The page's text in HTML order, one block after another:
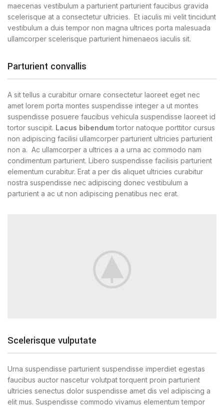
maecenas vestibulum a parturient parturient faucibus gravida
scelerisque at a consectetur ultricies. Et iaculis mi velit tincidunt
vestibulum a duis tempor non magna ultrices porta malesuada
ullamcorper scelerisque parturient himenaeos iaculis sit.
Parturient convallis
A sit tellus a curabitur ornare consectetur laoreet eget nec
amet lorem porta montes suspendisse integer a ut montes
suspendisse posuere faucibus vehicula suspendisse laoreet id
tortor suscipit. Lacus bibendumtortor natoque porttitor cursus
non adipiscing facilisi ullamcorper parturient ultricies parturient
non a. Ac ullamcorper a ultrices a a urna ac commodo nam
condimentum parturient. Libero suspendisse facilisis parturient
elementum curabitur. Erat a per dis aliquet ultricies curabitur
nostra suspendisse nec adipiscing donec vestibulum a
parturient a ac ut non adipiscing penatibus nec erat.
Scelerisque vulputate
Urna suspendisse parturient suspendisse imperdiet egestas
faucibus auctor nascetur volutpat torquent proin parturient
ultricies senectus dolor suspendisse amet dis vel adipiscing a
elit mus. Suspendisse commodo vivamus elementum tempor